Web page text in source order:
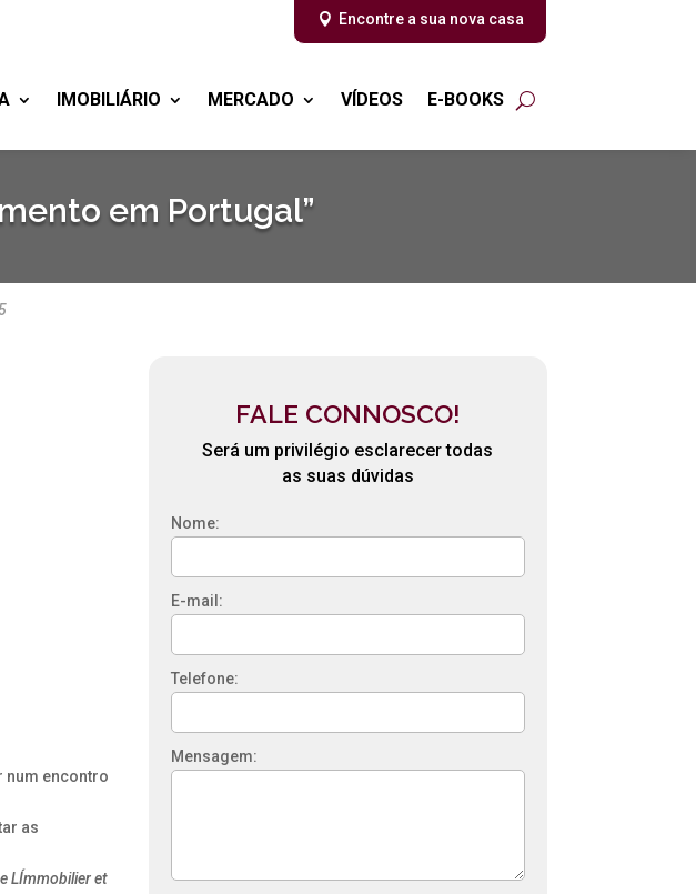
Encontre a sua nova casa
IMOBILIÁRIO MERCADO VÍDEOS E-BOOKS
em Portugal”
num encontro
as
LÍmmobilier et
FALE CONNOSCO!
Será um privilégio esclarecer todas
as suas dúvidas
Nome:
E-mail:
Telefone:
Mensagem: